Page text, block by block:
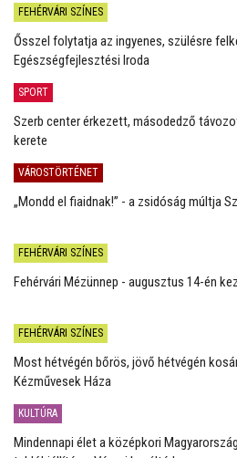
FEHÉRVÁRI SZÍNES
Ősszel folytatja az ingyenes, szülésre
Egészségfejlesztési Iroda
SPORT
Szerb center érkezett, másodedző
kerete
VÁROSTÖRTÉNET
„Mondd el fiaidnak!” - a zsidóság múltja
FEHÉRVÁRI SZÍNES
Fehérvári Mézünnep - augusztus 14-én
FEHÉRVÁRI SZÍNES
Most hétvégén bőrös, jövő hétvégén
Kézművesek Háza
KULTÚRA
Mindennapi élet a középkori